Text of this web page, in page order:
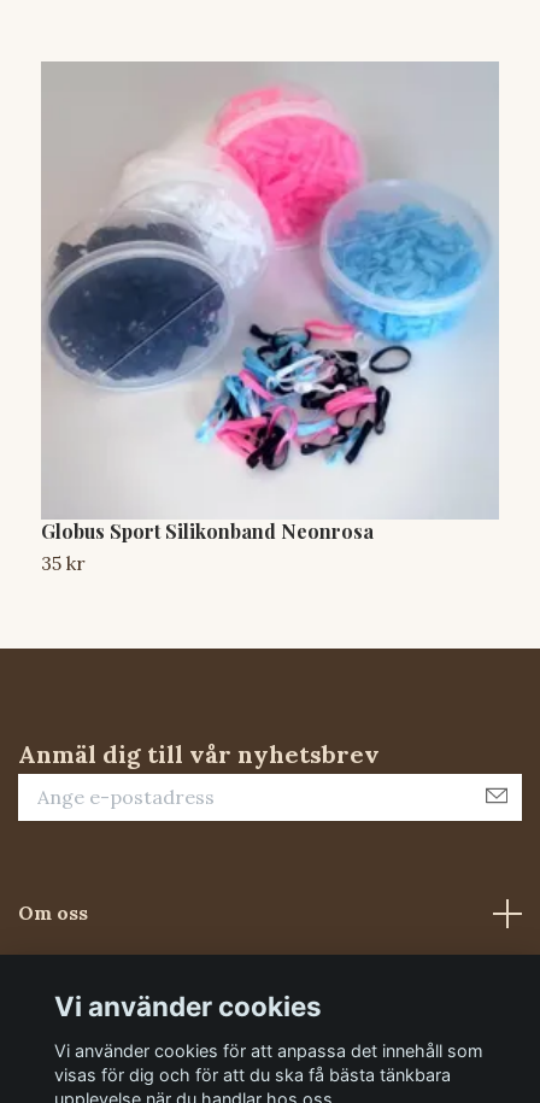
Globus Sport Silikonband Neonrosa
35 kr
Anmäl dig till vår nyhetsbrev
Om oss
Sociala medier
Vi använder cookies
Vi använder cookies för att anpassa det innehåll som
visas för dig och för att du ska få bästa tänkbara
upplevelse när du handlar hos oss.